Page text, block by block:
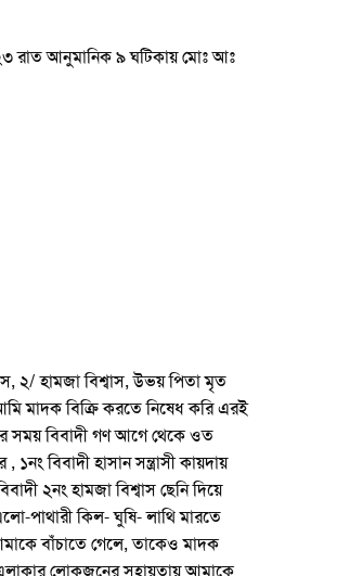
রাত আনুমানিক ৯ ঘটিকায় মোঃ আঃ
২/ হামজা বিশ্বাস, উভয় পিতা মৃত
মাদক বিক্রি করতে নিষেধ করি এরই
সময় বিবাদী গণ আগে থেকে ওত
বিবাদী হাসান সন্ত্রাসী কায়দায়
২নং হামজা বিশ্বাস ছেনি দিয়ে
পাথারী কিল- ঘুষি- লাথি মারতে
বাঁচাতে গেলে, তাকেও মাদক